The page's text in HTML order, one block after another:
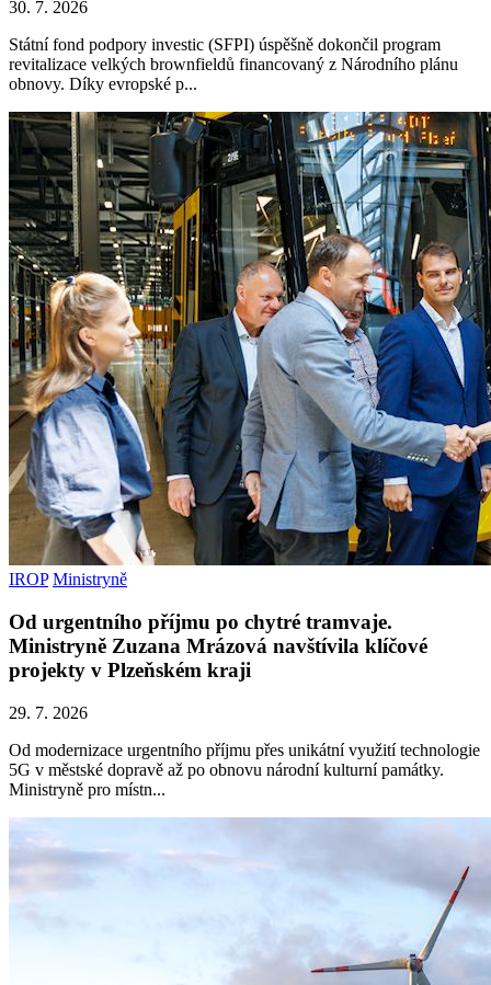
30. 7. 2026
Státní fond podpory investic (SFPI) úspěšně dokončil program
revitalizace velkých brownfieldů financovaný z Národního plánu
obnovy. Díky evropské p...
IROP Ministryně
Od urgentního příjmu po chytré tramvaje.
Ministryně Zuzana Mrázová navštívila klíčové
projekty v Plzeňském kraji
29. 7. 2026
Od modernizace urgentního příjmu přes unikátní využití technologie
5G v městské dopravě až po obnovu národní kulturní památky.
Ministryně pro místn...